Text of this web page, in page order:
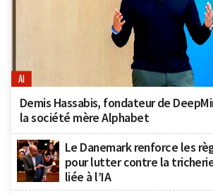
AI
Demis Hassabis, fondateur de
la société mère Alphabet
Le Danemark renforce les
pour lutter contre la
liée à l’IA